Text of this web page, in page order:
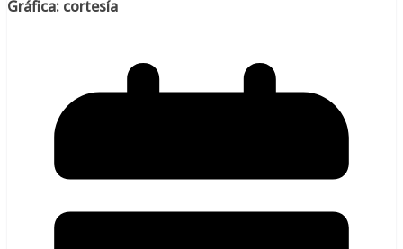
Gráfica: cortesía